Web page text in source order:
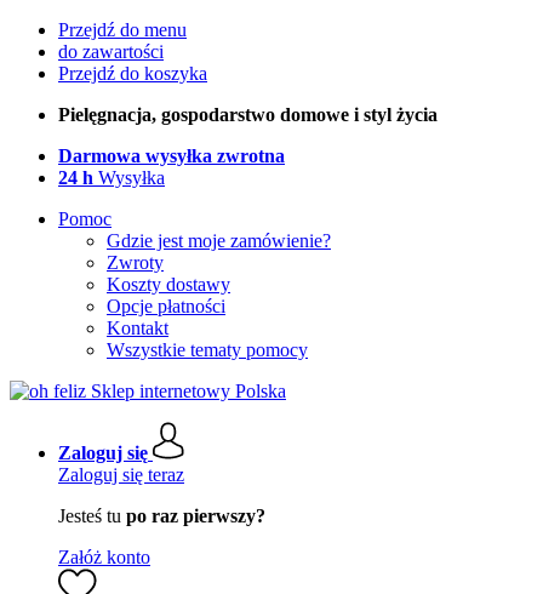
Przejdź do menu
do zawartości
Przejdź do koszyka
Pielęgnacja, gospodarstwo domowe i styl życia
Darmowa wysyłka zwrotna
24 h Wysyłka
Pomoc
Gdzie jest moje zamówienie?
Zwroty
Koszty dostawy
Opcje płatności
Kontakt
Wszystkie tematy pomocy
Zaloguj się
Zaloguj się teraz
Jesteś tu po raz pierwszy?
Załóż konto